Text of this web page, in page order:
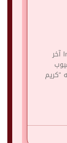
Instagram Twitter Snapchat Youtube آخر
“كريم